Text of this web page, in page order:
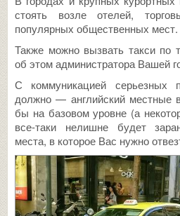
стоять возле отелей,
популярных общественных мест.
Также можно вызвать такси по
об этом администратора Вашей
С коммуникацией серьезных
должно — английский местные
бы на базовом уровне (а
все-таки нелишне будет
места, в которое Вас нужно